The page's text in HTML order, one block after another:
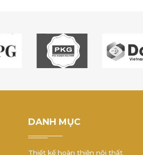
DANH MỤC
Thiết kế hoàn thiện nội thất